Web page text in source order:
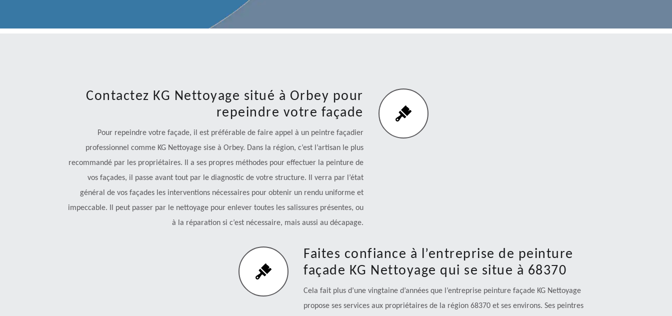
Contactez KG Nettoyage situé à Orbey pour
repeindre votre façade
Pour repeindre votre façade, il est préférable de faire appel à un peintre façadier
professionnel comme KG Nettoyage sise à Orbey. Dans la région, c’est l’artisan le plus
recommandé par les propriétaires. Il a ses propres méthodes pour effectuer la peinture de
vos façades, il passe avant tout par le diagnostic de votre structure. Il verra par l’état
général de vos façades les interventions nécessaires pour obtenir un rendu uniforme et
impeccable. Il peut passer par le nettoyage pour enlever toutes les salissures présentes, ou
à la réparation si c’est nécessaire, mais aussi au décapage.
Faites confiance à l’entreprise de peinture
façade KG Nettoyage qui se situe à 68370
Cela fait plus d’une vingtaine d’années que l’entreprise peinture façade KG Nettoyage
propose ses services aux propriétaires de la région 68370 et ses environs. Ses peintres